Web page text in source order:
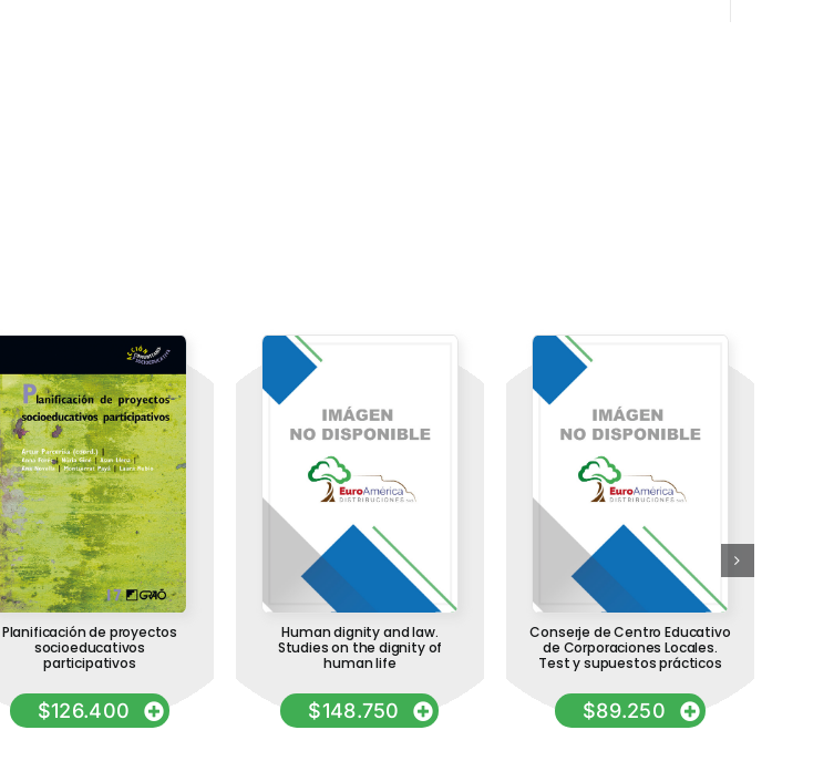
Planificación de proyectos
socioeducativos
participativos
$126.400
Human dignity and law.
Studies on the dignity of
human life
$148.750
Conserje de Centro Educativo
de Corporaciones Locales.
Test y supuestos prácticos
$89.250